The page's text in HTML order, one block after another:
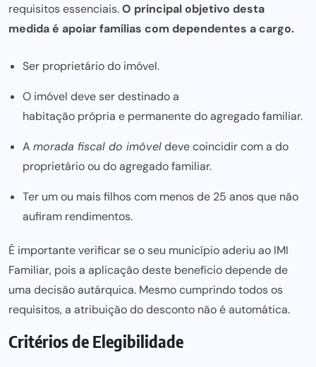
requisitos essenciais.O principal objetivo desta
medida é apoiar famílias com dependentes a cargo.
Ser proprietário do imóvel.
O imóvel deve ser destinado a
habitação própria e permanentedo agregado familiar.
A morada fiscal do imóveldeve coincidir com a do
proprietário ou do agregado familiar.
Ter um ou mais filhos com menos de 25 anos que não
aufiram rendimentos.
É importante verificar se o seu município aderiu ao IMI
Familiar, pois a aplicação deste benefício depende de
uma decisão autárquica. Mesmo cumprindo todos os
requisitos, a atribuição do desconto não é automática.
Critérios de Elegibilidade